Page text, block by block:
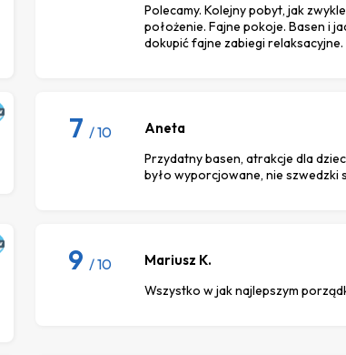
Polecamy. Kolejny pobyt, jak
położenie. Fajne pokoje. Basen i
dokupić fajne zabiegi relaksacyjne.
7 / 10 Aneta
Przydatny basen, atrakcje dla
było wyporcjowane, nie szwedzki
9 / 10 Mariusz K.
Wszystko w jak najlepszym